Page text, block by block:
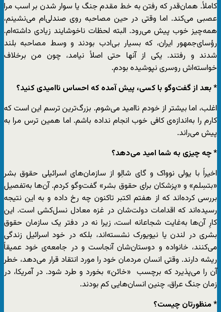
کاملاً. همان‌قدر که رفتن به خط مقدم جنگ یا سوار شدن بر اسب مرا
عصبی می‌کند. اما وقتی در حین مصاحبه روی صندلی‌ام می‌نشینم،
همه‌چیز خوب پیش می‌رود. البته لحظات ناخوشایند زیادی داشته‌ام.
رؤسای‌جمهور ایران، که بسیار بی‌ادب بودند و وسط مصاحبه بلند
شدند و رفتند. یکی از آنها حتی اصلاً نیامد، چون من برخلاف
خواسته‌اش روسری نپوشیده بودم.
* بعد از گفت‌وگو با کسی، پیش آمده که احساس ناامیدی کنید؟
اغلب، اما بیشتر از خودم ناامید می‌شوم. بزرگ‌ترین ترسم این است که
کارم را به‌اندازه‌ی کافی خوب انجام نداده باشم. اما همین ترس مرا به
پیش می‌راند.
* چه چیزی به شما امید می‌دهد؟
اخیراً با یولی نوواک و گای شالِو از سازمان‌های اسرائیلی حقوق بشر
«بتسِلم» و «پزشکان برای حقوق بشر» گفت‌وگو کردم. آن‌ها به‌تفصیل
بررسی کرده‌اند که از هفتم اکتبر تاکنون چه رخ داده و به این نتیجه
رسیده‌اند که اقدامات دولت‌شان در غزه معادل نسل‌کشی است. این
کارِ آن‌ها به‌غایت شجاعانه است، زیرا نه در دفتر یک سازمان حقوق
بشری در لندن یا نیویورک نشسته‌اند، بلکه در خود اسرائیل زندگی
می‌کنند، خانواده و دوستان‌شان آنجاست و در جامعه‌ی خود عمیقاً
ریشه دارند. وقتی انسان مردمان خود را مورد انتقاد قرار می‌دهد، خطر
آن را می‌پذیرد که برچسب «خائن» بخورد و طرد شود. در آمریکا، در
زمان جنگ عراق، چنین انسان‌هایی کم بودند.
* منظورتان چیست؟